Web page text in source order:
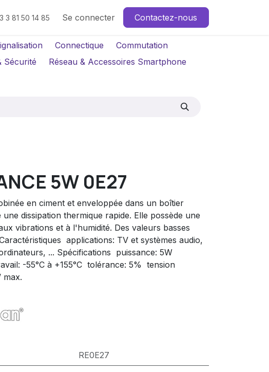
3 81 50 14 85 Se connecter Contactez-nous
Connectique
Commutation
Sécurité
Réseau & Accessoires Smartphone
5W 0E27
en ciment et enveloppée dans un boîtier
dissipation thermique rapide. Elle possède une
vibrations et à l'humidité. Des valeurs basses
 applications: TV et systèmes audio,
... Spécifications  puissance: 5W 
-55°C à +155°C  tolérance: 5%  tension
max.
RE0E27